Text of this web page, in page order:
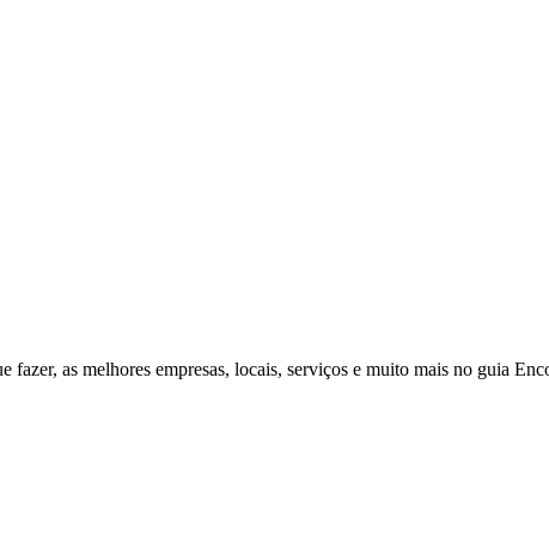
as melhores empresas, locais, serviços e muito mais no guia